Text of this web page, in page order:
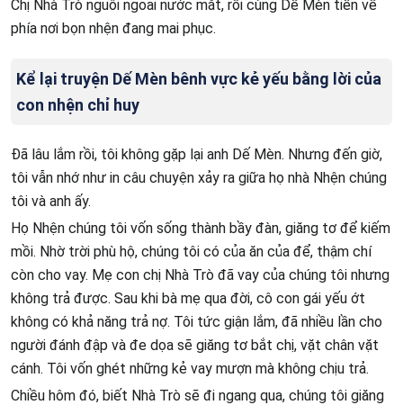
Chị Nhà Trò nguôi ngoai nước mắt, rồi cùng Dế Mèn tiến về
phía nơi bọn nhện đang mai phục.
Kể lại truyện Dế Mèn bênh vực kẻ yếu bằng lời của
con nhện chỉ huy
Đã lâu lắm rồi, tôi không gặp lại anh Dế Mèn. Nhưng đến giờ,
tôi vẫn nhớ như in câu chuyện xảy ra giữa họ nhà Nhện chúng
tôi và anh ấy.
Họ Nhện chúng tôi vốn sống thành bầy đàn, giăng tơ để kiếm
mồi. Nhờ trời phù hộ, chúng tôi có của ăn của để, thậm chí
còn cho vay. Mẹ con chị Nhà Trò đã vay của chúng tôi nhưng
không trả được. Sau khi bà mẹ qua đời, cô con gái yếu ớt
không có khả năng trả nợ. Tôi tức giận lắm, đã nhiều lần cho
người đánh đập và đe dọa sẽ giăng tơ bắt chị, vặt chân vặt
cánh. Tôi vốn ghét những kẻ vay mượn mà không chịu trả.
Chiều hôm đó, biết Nhà Trò sẽ đi ngang qua, chúng tôi giăng